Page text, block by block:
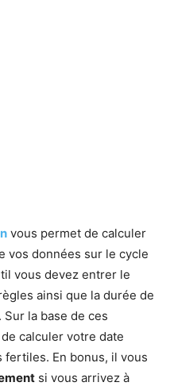
vous permet de calculer
vos données sur le cycle
vous devez entrer le
ainsi que la durée de
la base de ces
calculer votre date
fertiles. En bonus, il vous
si vous arrivez à